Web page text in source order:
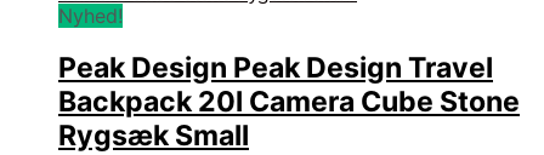
Nyhed!
Peak Design Peak Design Travel
Backpack 20l Camera Cube Stone
Rygsæk Small